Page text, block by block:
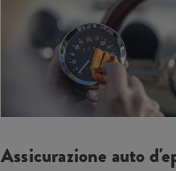
Assicurazione auto